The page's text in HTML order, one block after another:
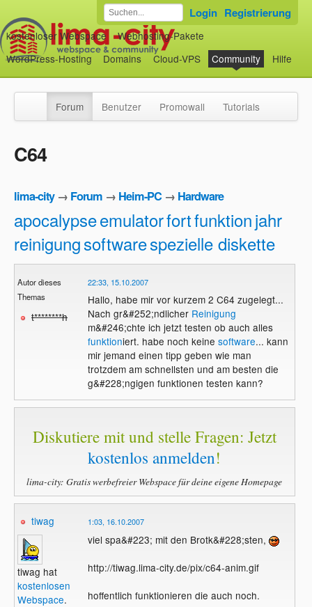
kostenloser Webspace
Webhosting-Pakete
WordPress-Hosting
Domains Cloud-VPS Community Hilfe
Login Registrierung
Forum Benutzer Promowall Tutorials
C64
lima-city→ Forum → Heim-PC → Hardware
apocalypseemulatorfortfunktionjahr
reinigungsoftwarespezielle diskette
Autor dieses
Themas
t********h
22:33, 15.10.2007
Hallo, habe mir vor kurzem 2 C64 zugelegt...
Nach gr&#252;ndlicher Reinigung
m&#246;chte ich jetzt testen ob auch alles
funktioniert. habe noch keine software... kann
mir jemand einen tipp geben wie man
trotzdem am schnellsten und am besten die
g&#228;ngigen funktionen testen kann?
Diskutiere mit und stelle Fragen: Jetzt
kostenlos anmelden!
lima-city: Gratis werbefreier Webspace für deine eigene Homepage
tiwag
tiwag hat
kostenlosen
Webspace.
1:03, 16.10.2007
viel spa&#223; mit den Brotk&#228;sten,
http://tiwag.lima-city.de/pix/c64-anim.gif
hoffentlich funktionieren die auch noch.